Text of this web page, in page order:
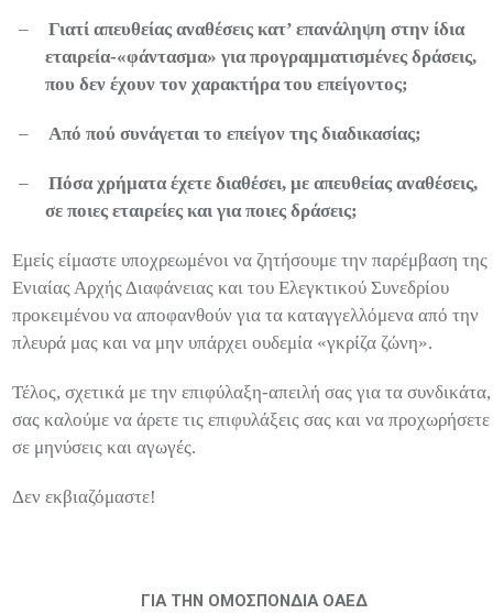
–
Γιατί απευθείας αναθέσεις κατ’ επανάληψη στην ίδια
εταιρεία-«φάντασμα» για προγραμματισμένες δράσεις,
που δεν έχουν τον χαρακτήρα του επείγοντος;
– Από πού συνάγεται το επείγον της διαδικασίας;
–
Πόσα χρήματα έχετε διαθέσει, με απευθείας αναθέσεις,
σε ποιες εταιρείες και για ποιες δράσεις;
Εμείς είμαστε υποχρεωμένοι να ζητήσουμε την παρέμβαση της
Ενιαίας Αρχής Διαφάνειας και του Ελεγκτικού Συνεδρίου
προκειμένου να αποφανθούν για τα καταγγελλόμενα από την
πλευρά μας και να μην υπάρχει ουδεμία «γκρίζα ζώνη».
Τέλος, σχετικά με την επιφύλαξη-απειλή σας για τα συνδικάτα,
σας καλούμε να άρετε τις επιφυλάξεις σας και να προχωρήσετε
σε μηνύσεις και αγωγές.
Δεν εκβιαζόμαστε!
ΓΙΑ ΤΗΝ ΟΜΟΣΠΟΝΔΙΑ ΟΑΕΔ